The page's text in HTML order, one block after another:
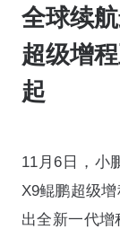
全球续
超级增
起
11月6日，小
X9鲲鹏超级
出全新一代